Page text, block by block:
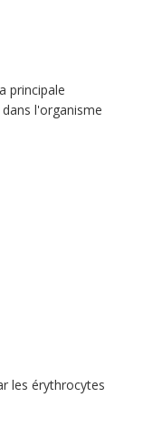
principale
l'organisme
les érythrocytes